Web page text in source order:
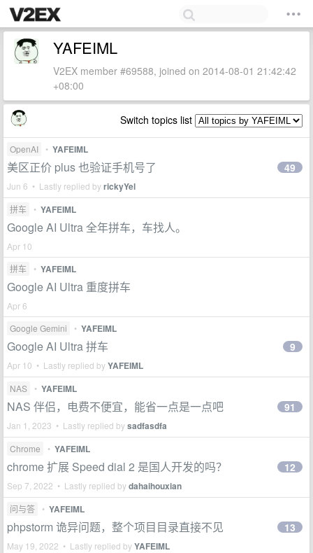
YAFEIML
V2EX member #69588, joined on 2014-08-01 21:42:42
+08:00
Switch topics list
OpenAI • YAFEIML
美区正价 plus 也验证手机号了
Jun 6 • Lastly replied byrickyYel
49
拼车 • YAFEIML
Google AI Ultra 全年拼车，车找人。
Apr 10
拼车
• YAFEIML
Google AI Ultra 重度拼车
Apr 6
Google Gemini
• YAFEIML
Google AI Ultra 拼车
Apr 10 • Lastly replied byYAFEIML
9
NAS • YAFEIML
NAS 伴侣，电费不便宜，能省一点是一点吧
Jan 1, 2023 • Lastly replied bysadfasdfa
91
Chrome • YAFEIML
chrome 扩展 Speed dial 2 是国人开发的吗？
Sep 7, 2022 • Lastly replied bydahaihouxian
12
问与答 • YAFEIML
phpstorm 诡异问题，整个项目目录直接不见
May 19, 2022 • Lastly replied byYAFEIML
13